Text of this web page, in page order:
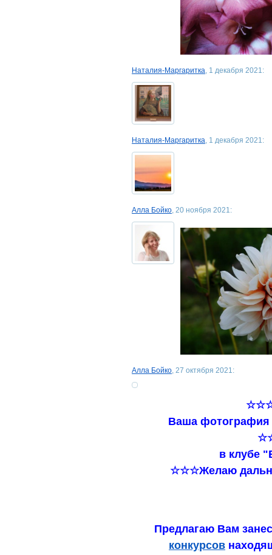
Наталия-Маргаритка, 1 декабря 2021:
Наталия-Маргаритка, 1 декабря 2021:
Алла Бойко, 20 ноября 2021:
Алла Бойко, 27 октября 2021:
Ваша
в клубе
☆☆☆Желаю
Предлагаю Вам
конкурсов